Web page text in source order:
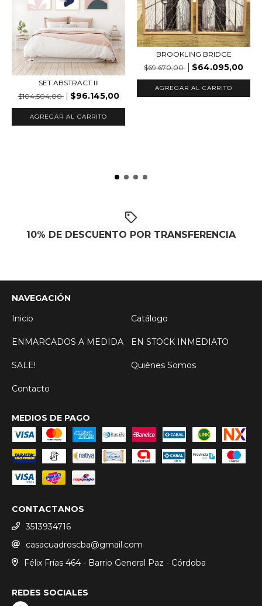
SET ABSTRACT III
$104.504,00
$96.145,00
AGREGAR AL CARRITO
BROOKLING BRIDGE
$69.670,00
$64.095,00
AGREGAR AL CARRITO
10% DE DESCUENTO POR TRANSFERENCIA
NAVEGACIÓN
Inicio
Catálogo
ENMARCADOS A MEDIDA EN STOCK INMEDIATO
SALE! Quiénes Somos
Contacto
MEDIOS DE PAGO
CONTACTANOS
3513934716
casacuadroscba@gmail.com
Félix Frías 464 - Barrio General Paz - Córdoba
REDES SOCIALES